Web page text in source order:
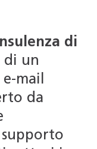
di
di un
mail
da
supporto